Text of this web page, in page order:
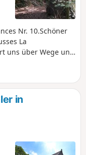
Nr. 10.Schöner
La
uns über Wege und
Flüsse von
südöstlich von
Häusern aus
ehemaliger
in